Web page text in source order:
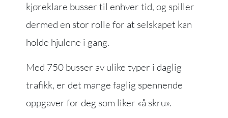
kjøreklare busser til enhver tid, og spiller
dermed en stor rolle for at selskapet kan
holde hjulene i gang.
Med 750 busser av ulike typer i daglig
trafikk, er det mange faglig spennende
oppgaver for deg som liker «å skru».